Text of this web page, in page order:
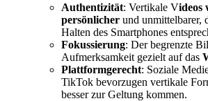
Authentizität: Vertikale Videos
persönlicher und unmittelbarer,
Halten des Smartphones
Fokussierung: Der begrenzte
Aufmerksamkeit gezielt auf das
Plattformgerecht: Soziale
TikTok bevorzugen vertikale
besser zur Geltung kommen.